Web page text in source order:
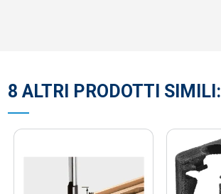
8 ALTRI PRODOTTI SIMILI: